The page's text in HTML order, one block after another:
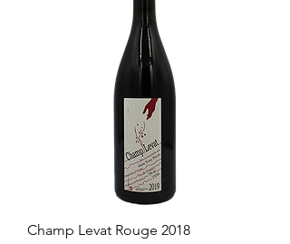
Champ Levat Rouge 2018